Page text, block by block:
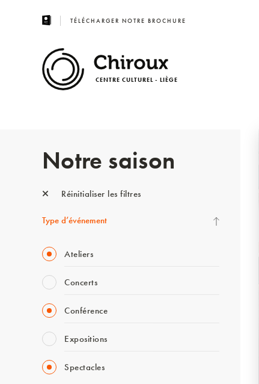
TÉLÉCHARGER NOTRE BROCHURE
CENTRE CULTUREL - LIÈGE
Notre saison
Réinitialiser les filtres
Type d’événement
Ateliers
Concerts
Conférence
Expositions
Spectacles